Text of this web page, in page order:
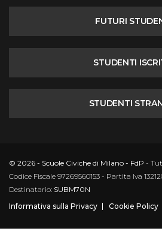
FUTURI
STUDENTI
STUDENTI
© 2026 - Scuole Civiche di Milano - FdP -
Codice Fiscale 97269560153 - Partita Iva
Destinatario: SUBM70N
Informativa sulla Privacy
Cookie Policy